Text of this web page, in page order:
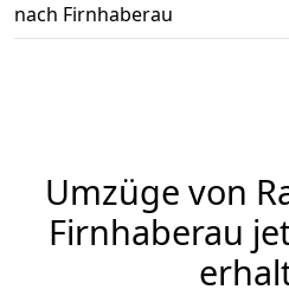
nach Firnhaberau
Umzüge von
Firnhaberau